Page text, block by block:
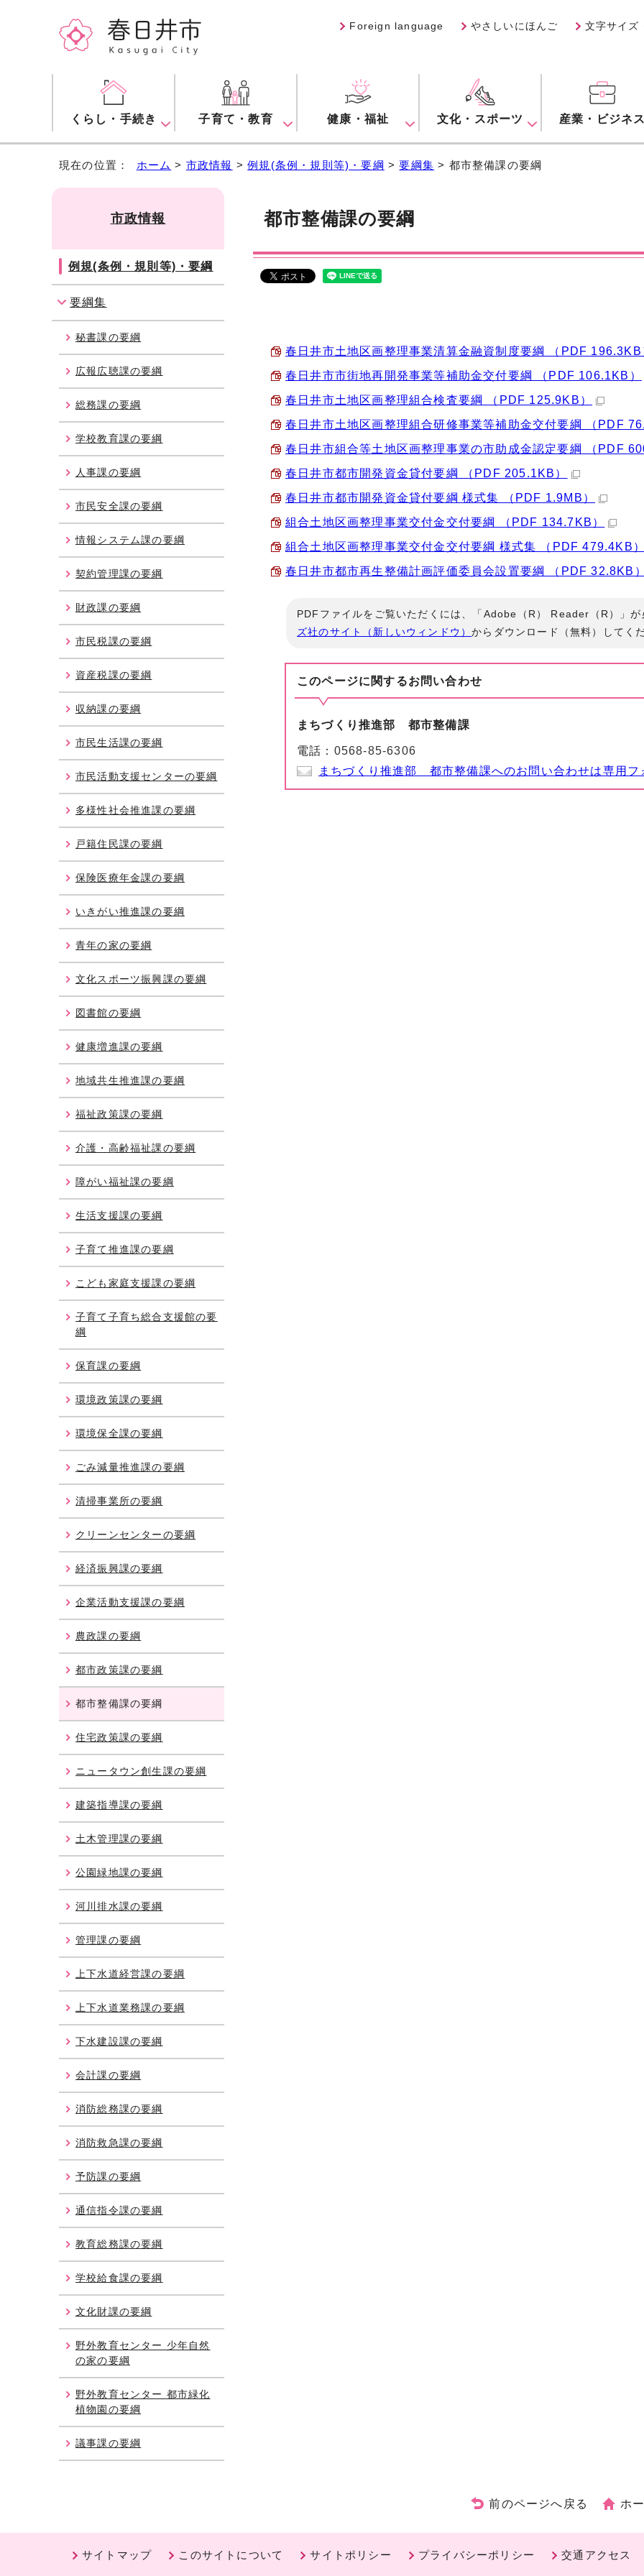
Foreign language やさしいにほんご 文字サイズ
くらし・手続き 子育て・教育 健康・福祉 文化・スポーツ 産業・ビジネス
現在の位置： ホーム > 市政情報 >例規(条例・規則等)・要綱 >要綱集 > 都市整備課の要綱
都市整備課の要綱
春日井市土地区画整理事業清算金融資制度要綱 （PDF 196.3KB
春日井市市街地再開発事業等補助金交付要綱 （PDF 106.1KB）
春日井市土地区画整理組合検査要綱 （PDF 125.9KB）
春日井市土地区画整理組合研修事業等補助金交付要綱 （PDF
春日井市組合等土地区画整理事業の市助成金認定要綱 （PDF
春日井市都市開発資金貸付要綱 （PDF 205.1KB）
春日井市都市開発資金貸付要綱 様式集 （PDF 1.9MB）
組合土地区画整理事業交付金交付要綱 （PDF 134.7KB）
組合土地区画整理事業交付金交付要綱 様式集 （PDF 479.4KB）
春日井市都市再生整備計画評価委員会設置要綱 （PDF 32.8KB）
PDFファイルをご覧いただくには、「Adobe（R） Reader（R）」が
ズ社のサイト（新しいウィンドウ）からダウンロード（無料）してくだ
このページに関するお問い合わせ
まちづくり推進部 都市整備課
電話： 0568-85-6306
まちづくり推進部 都市整備課へのお問い合わせは専用フ
市政情報
例規(条例・規則等)・要綱
要綱集
秘書課の要綱
広報広聴課の要綱
総務課の要綱
学校教育課の要綱
人事課の要綱
市民安全課の要綱
情報システム課の要綱
契約管理課の要綱
財政課の要綱
市民税課の要綱
資産税課の要綱
収納課の要綱
市民生活課の要綱
市民活動支援センターの要綱
多様性社会推進課の要綱
戸籍住民課の要綱
保険医療年金課の要綱
いきがい推進課の要綱
青年の家の要綱
文化スポーツ振興課の要綱
図書館の要綱
健康増進課の要綱
地域共生推進課の要綱
福祉政策課の要綱
介護・高齢福祉課の要綱
障がい福祉課の要綱
生活支援課の要綱
子育て推進課の要綱
こども家庭支援課の要綱
子育て子育ち総合支援館の要
綱
保育課の要綱
環境政策課の要綱
環境保全課の要綱
ごみ減量推進課の要綱
清掃事業所の要綱
クリーンセンターの要綱
経済振興課の要綱
企業活動支援課の要綱
農政課の要綱
都市政策課の要綱
都市整備課の要綱
住宅政策課の要綱
ニュータウン創生課の要綱
建築指導課の要綱
土木管理課の要綱
公園緑地課の要綱
河川排水課の要綱
管理課の要綱
上下水道経営課の要綱
上下水道業務課の要綱
下水建設課の要綱
会計課の要綱
消防総務課の要綱
消防救急課の要綱
予防課の要綱
通信指令課の要綱
教育総務課の要綱
学校給食課の要綱
文化財課の要綱
野外教育センター 少年自然
の家の要綱
野外教育センター 都市緑化
植物園の要綱
議事課の要綱
前のページへ戻る ホ
サイトマップ このサイトについて サイトポリシー プライバシーポリシー 交通アクセス